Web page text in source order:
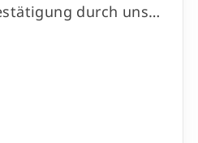
durch uns…